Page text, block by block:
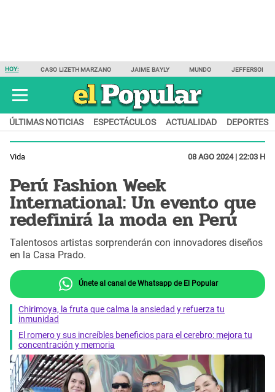
HOY: CASO LIZETH MARZANO JAIME BAYLY MUNDO JEFFERSON
ÚLTIMAS NOTICIAS ESPECTÁCULOS ACTUALIDAD DEPORTES
Vida 08 AGO 2024 | 22:03 H
Perú Fashion Week
International: Un evento que
redefinirá la moda en Perú
Talentosos artistas sorprenderán con innovadores diseños
en la Casa Prado.
Únete al canal de Whatsapp de El Popular
Chirimoya, la fruta que calma la ansiedad y refuerza tu
inmunidad
El romero y sus increíbles beneficios para el cerebro: mejora tu
concentración y memoria